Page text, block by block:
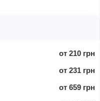
от 210 грн
от 231 грн
от 659 грн